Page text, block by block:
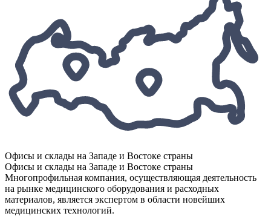
Офисы и склады на Западе и Востоке страны
Офисы и склады на Западе и Востоке страны
Многопрофильная компания, осуществляющая деятельность
на рынке медицинского оборудования и расходных
материалов, является экспертом в области новейших
медицинских технологий.